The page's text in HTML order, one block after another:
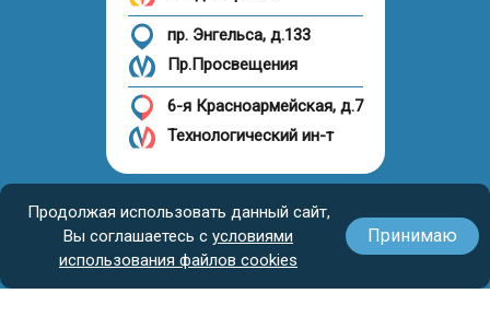
Продолжая использовать данный сайт,
Вы соглашаетесь с условиями
использования файлов cookies
Принимаю
пр. Энгельса, д.133
Пр.Просвещения
6-я Красноармейская, д.7
Технологический ин-т
Налоговый вычет